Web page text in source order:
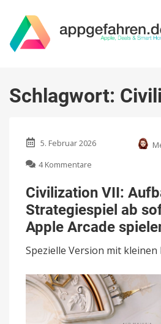
Schlagwort:
5. Februar 2026
4 Kommentare
VII:
Aufbau-
und
Strategiespiel
ab
sofort
über
Arcade
spielen
Civilization VII:
Strategiespiel ab
Apple Arcade
Spezielle Version mit